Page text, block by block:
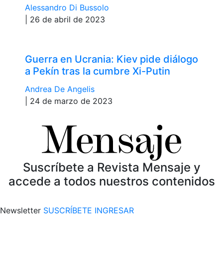
Alessandro Di Bussolo
| 26 de abril de 2023
Guerra en Ucrania: Kiev pide diálogo
a Pekín tras la cumbre Xi-Putin
Andrea De Angelis
| 24 de marzo de 2023
Suscríbete a Revista Mensaje y
accede a todos nuestros contenidos
Newsletter SUSCRÍBETE INGRESAR